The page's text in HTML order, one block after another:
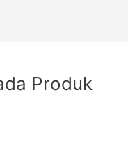
Produk